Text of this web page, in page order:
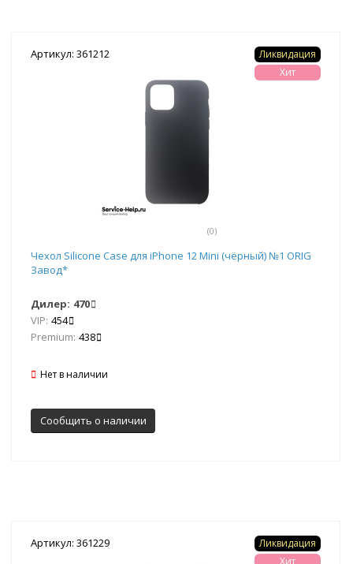
Артикул: 361212
(0)
Ликвидация
Хит
Чехол Silicone Case для iPhone 12 Mini (чёрный) №1 ORIG
Завод*
Дилер: 470
VIP: 454
Premium: 438
Нет в наличии
Сообщить о наличии
Артикул: 361229
Ликвидация
Хит